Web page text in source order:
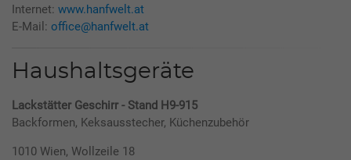
Internet: www.hanfwelt.at
E-Mail: office@hanfwelt.at
Haushaltsgeräte
Lackstätter Geschirr - Stand H9-915
Backformen, Keksausstecher, Küchenzubehör
1010 Wien, Wollzeile 18